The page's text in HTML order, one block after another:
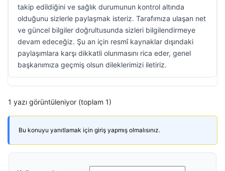
takip edildiğini ve sağlık durumunun kontrol altında
olduğunu sizlerle paylaşmak isteriz. Tarafımıza ulaşan net
ve güncel bilgiler doğrultusunda sizleri bilgilendirmeye
devam edeceğiz. Şu an için resmî kaynaklar dışındaki
paylaşımlara karşı dikkatli olunmasını rica eder, genel
başkanımıza geçmiş olsun dileklerimizi iletiriz.
1 yazı görüntüleniyor (toplam 1)
Bu konuyu yanıtlamak için giriş yapmış olmalısınız.